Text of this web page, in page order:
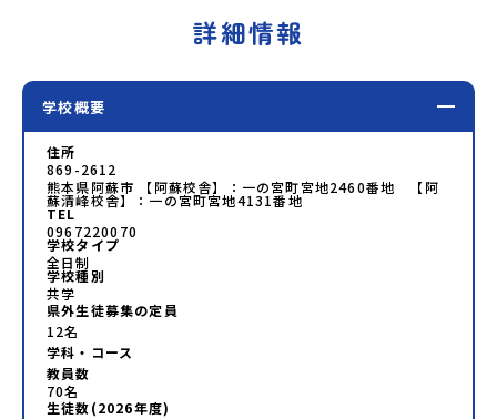
詳細情報
学校概要
住所
869-2612
熊本県阿蘇市 【阿蘇校舎】：一の宮町宮地2460番地 【阿
蘇清峰校舎】：一の宮町宮地4131番地
TEL
0967220070
学校タイプ
全日制
学校種別
共学
県外生徒募集の定員
12名
学科・コース
教員数
70名
生徒数(2026年度)